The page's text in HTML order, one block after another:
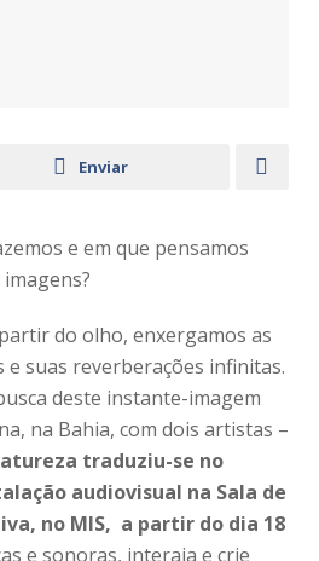
Enviar
e em que pensamos
do olho, enxergamos as
suas reverberações infinitas.
deste instante-imagem
na Bahia, com dois artistas –
traduziu-se no
audiovisual na Sala de
no MIS, a partir do dia 18
e sonoras, interaja e crie